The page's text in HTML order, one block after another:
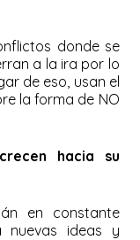
donde se
a la ira por lo
de eso, usan el
la forma de NO
hacia su
en constante
nuevas ideas y